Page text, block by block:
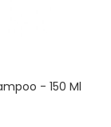
- 150 Ml